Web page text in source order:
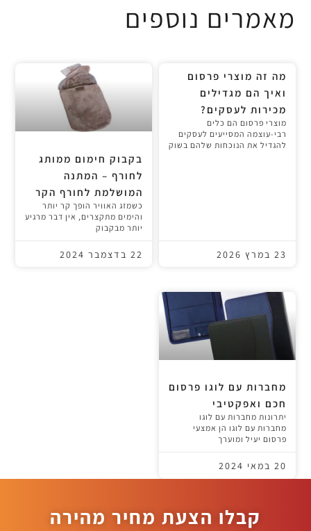
מאמרים נוספים
מה זה מוצרי פרסום
ואיך הם מגדילים
מכירות לעסקים?
מוצרי פרסום הם כלים
רבי-עוצמה המסייעים לעסקים
להגדיל את הנוכחות שלהם בשוק
23 במרץ 2026
בקבוק חימום ממותג
לחורף – המתנה
המושלמת לחורף הקר
כשמזג האוויר הופך קר יותר
והימים מתקצרים, אין דבר מרגיע
יותר מבקבוק
22 בדצמבר 2024
מחברות עם לוגו פרסום
חכם ואפקטיבי
יתרונות מחברות עם לוגו
מחברות עם לוגו הן אמצעי
פרסום יעיל ומוערך
20 במאי 2024
קבלו הצעת מחיר מהירה